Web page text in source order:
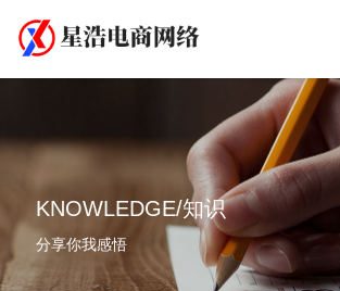
KNOWLEDGE/知识
分享你我感悟